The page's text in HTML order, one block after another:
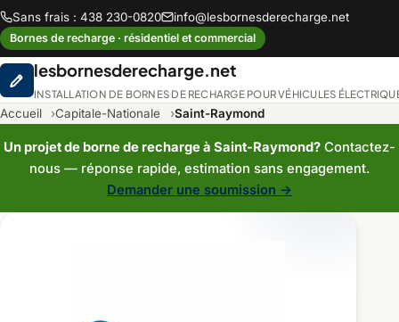
Sans frais : 438 230-0820 info@lesbornesderecharge.net
Bornes de recharge · résidentiel et commercial
lesbornesderecharge.net
INSTALLATION DE BORNES DE RECHARGE POUR VÉHICULES
Accueil Capitale-Nationale Saint-Raymond
Un projet de borne de recharge à Saint-Raymond? Contactez-
nous — réponse rapide, estimation sans engagement.
Demander une soumission →